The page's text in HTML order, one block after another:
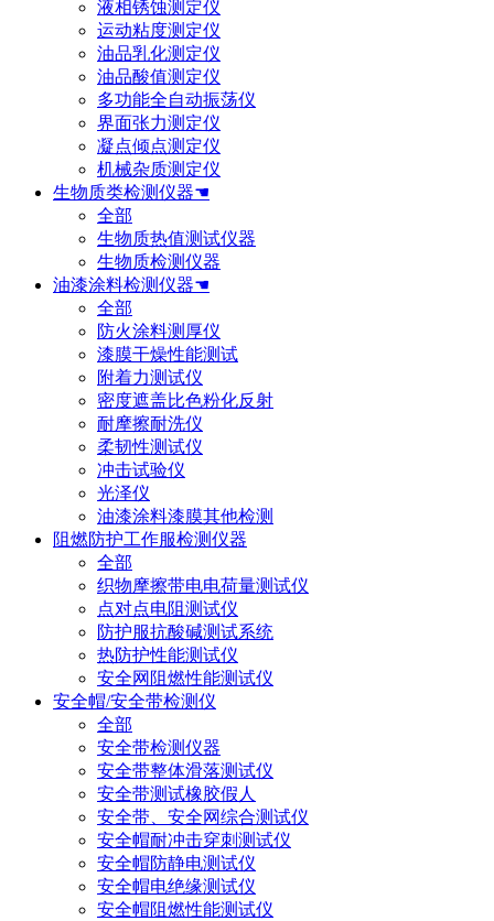
液相锈蚀测定仪
运动粘度测定仪
油品乳化测定仪
油品酸值测定仪
多功能全自动振荡仪
界面张力测定仪
凝点倾点测定仪
机械杂质测定仪
生物质类检测仪器☚
全部
生物质热值测试仪器
生物质检测仪器
油漆涂料检测仪器☚
全部
防火涂料测厚仪
漆膜干燥性能测试
附着力测试仪
密度遮盖比色粉化反射
耐摩擦耐洗仪
柔韧性测试仪
冲击试验仪
光泽仪
油漆涂料漆膜其他检测
阻燃防护工作服检测仪器
全部
织物摩擦带电电荷量测试仪
点对点电阻测试仪
防护服抗酸碱测试系统
热防护性能测试仪
安全网阻燃性能测试仪
安全帽/安全带检测仪
全部
安全带检测仪器
安全带整体滑落测试仪
安全带测试橡胶假人
安全带、安全网综合测试仪
安全帽耐冲击穿刺测试仪
安全帽防静电测试仪
安全帽电绝缘测试仪
安全帽阻燃性能测试仪